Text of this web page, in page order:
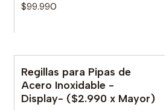
$99.990
Regillas para Pipas de
Acero Inoxidable -
Display- ($2.990 x Mayor)